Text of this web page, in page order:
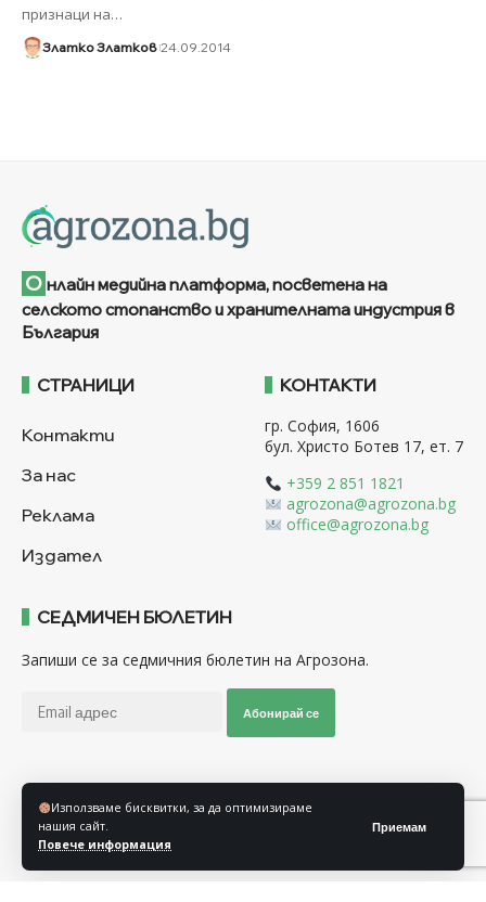
Използваме бисквитки, за да оптимизираме
нашия сайт.
Повече информация
Приемам
признаци на…
Златко Златков 24.09.2014
О нлайн медийна платформа, посветена на
селското стопанство и хранителната индустрия в
България
СТРАНИЦИ
Контакти
За нас
Реклама
Издател
КОНТАКТИ
гр. София, 1606
бул. Христо Ботев 17, ет. 7
+359 2 851 1821
agrozona@agrozona.bg
office@agrozona.bg
СЕДМИЧЕН БЮЛЕТИН
Запиши се за седмичния бюлетин на Агрозона.
Абонирай се
Последвайте ни